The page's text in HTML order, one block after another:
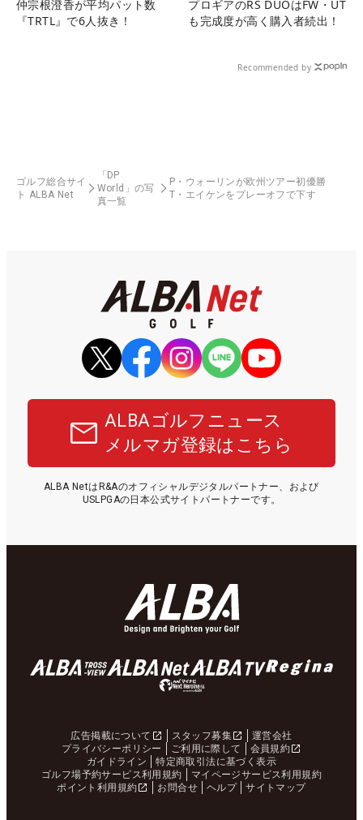
仲宗根澄香が平均パット数
『TRTL』で6人抜き！
プロギアのRS DUOはFW・UT
も完成度が高く購入者続出！
Recommended by
ゴルフ総合サイ
ト ALBA Net
「DP
World」の写
真一覧
P・ウォーリンが欧州ツアー初優勝
T・エイケンをプレーオフで下す
ALBAゴルフニュース
メルマガ登録はこちら
ALBA NetはR&Aのオフィシャルデジタルパートナー、および
USLPGAの日本公式サイトパートナーです。
広告掲載について スタッフ募集
運営会社
プライバシーポリシー
ご利用に際して
会員規約
ガイドライン
特定商取引法に基づく表示
ゴルフ場予約サービス利用規約
マイページサービス利用規約
ポイント利用規約
お問合せ ヘルプ サイトマップ